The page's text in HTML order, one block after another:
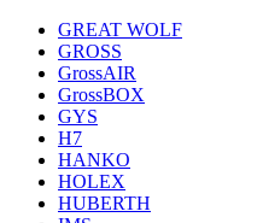
GREAT WOLF
GROSS
GrossAIR
GrossBOX
GYS
H7
HANKO
HOLEX
HUBERTH